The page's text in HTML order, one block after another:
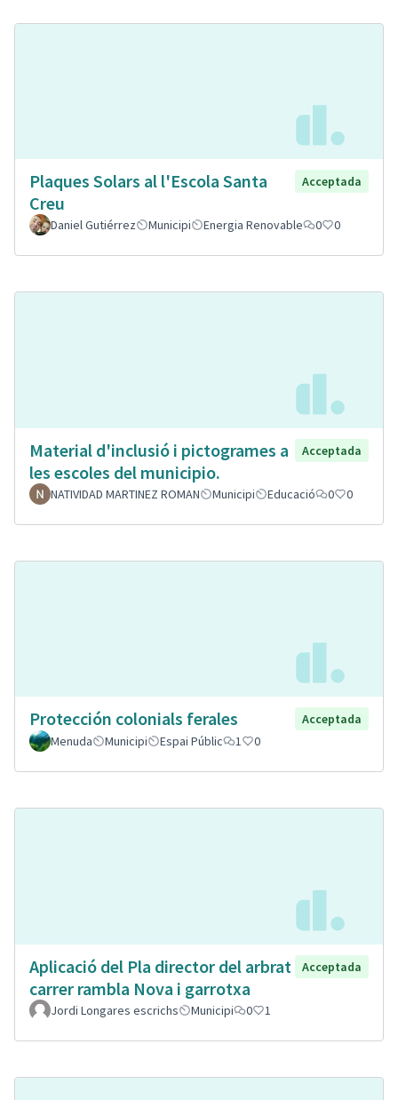
Plaques Solars al l'Escola Santa
Creu
Acceptada
Daniel Gutiérrez Municipi Energia Renovable 0 0
Material d'inclusió i pictogrames a
les escoles del municipio.
Acceptada
NATIVIDAD MARTINEZ ROMAN Municipi Educació 0 0
Protección colonials ferales
Acceptada
Menuda
Municipi Espai Públic 1 0
Aplicació del Pla director del arbrat
carrer rambla Nova i garrotxa
Acceptada
Jordi Longares escrichs Municipi 0 1